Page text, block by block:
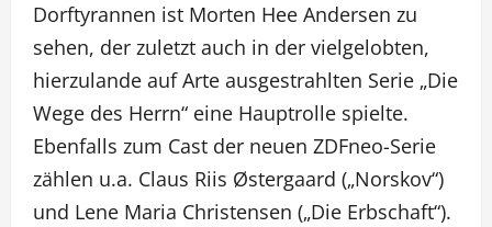
Dorftyrannen ist Morten Hee Andersen zu
sehen, der zuletzt auch in der vielgelobten,
hierzulande auf Arte ausgestrahlten Serie „Die
Wege des Herrn“ eine Hauptrolle spielte.
Ebenfalls zum Cast der neuen ZDFneo-Serie
zählen u.a. Claus Riis Østergaard („Norskov“)
und Lene Maria Christensen („Die Erbschaft“).